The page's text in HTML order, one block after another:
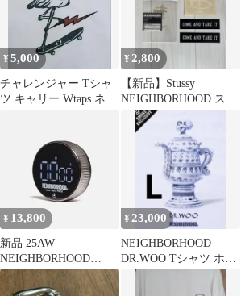
¥5,000
チャレンジャー Tシャ
ツ キャリー Wtaps ネイ
¥2,800
【新品】Stussy
NEIGHBORHOOD ステ
ッカーセット ステュー
シー
¥ 13,800
新品 25AW
NEIGHBORHOOD
LOGO KITCHEN
TIMER
¥ 23,000
NEIGHBORHOOD
DR.WOO Tシャツ ホワ
イト